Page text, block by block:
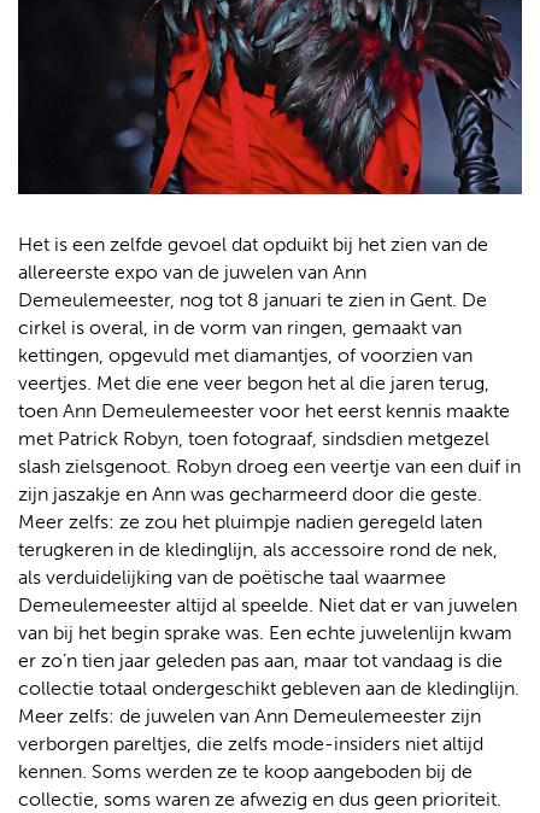
Het is een zelfde gevoel dat opduikt bij het zien van de
allereerste expo van de juwelen van Ann
Demeulemeester, nog tot 8 januari te zien in Gent. De
cirkel is overal, in de vorm van ringen, gemaakt van
kettingen, opgevuld met diamantjes, of voorzien van
veertjes. Met die ene veer begon het al die jaren terug,
toen Ann Demeulemeester voor het eerst kennis maakte
met Patrick Robyn, toen fotograaf, sindsdien metgezel
slash zielsgenoot. Robyn droeg een veertje van een duif in
zijn jaszakje en Ann was gecharmeerd door die geste.
Meer zelfs: ze zou het pluimpje nadien geregeld laten
terugkeren in de kledinglijn, als accessoire rond de nek,
als verduidelijking van de poëtische taal waarmee
Demeulemeester altijd al speelde. Niet dat er van juwelen
van bij het begin sprake was. Een echte juwelenlijn kwam
er zo’n tien jaar geleden pas aan, maar tot vandaag is die
collectie totaal ondergeschikt gebleven aan de kledinglijn.
Meer zelfs: de juwelen van Ann Demeulemeester zijn
verborgen pareltjes, die zelfs mode-insiders niet altijd
kennen. Soms werden ze te koop aangeboden bij de
collectie, soms waren ze afwezig en dus geen prioriteit.